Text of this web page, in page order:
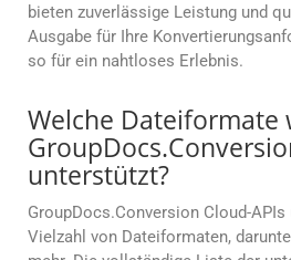
bieten zuverlässige Leistung und
Ausgabe für Ihre
so für ein nahtloses Erlebnis.
Welche Dateiformate
unterstützt?
GroupDocs.Conversion Cloud-
Vielzahl von Dateiformaten,